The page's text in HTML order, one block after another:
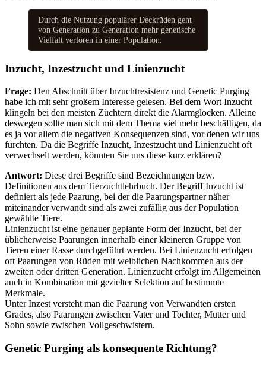
Durch die Nutzung populärer Deckrüden geht
von Generation zu Generation mehr genetische
Vielfalt verloren in einer Population.
Inzucht, Inzestzucht und Linienzucht
Frage: Den Abschnitt über Inzuchtresistenz und Genetic Purging
habe ich mit sehr großem Interesse gelesen. Bei dem Wort Inzucht
klingeln bei den meisten Züchtern direkt die Alarmglocken. Alleine
deswegen sollte man sich mit dem Thema viel mehr beschäftigen, da
es ja vor allem die negativen Konsequenzen sind, vor denen wir uns
fürchten. Da die Begriffe Inzucht, Inzestzucht und Linienzucht oft
verwechselt werden, könnten Sie uns diese kurz erklären?
Antwort: Diese drei Begriffe sind Bezeichnungen bzw.
Definitionen aus dem Tierzuchtlehrbuch. Der Begriff Inzucht ist
definiert als jede Paarung, bei der die Paarungspartner näher
miteinander verwandt sind als zwei zufällig aus der Population
gewählte Tiere.
Linienzucht ist eine genauer geplante Form der Inzucht, bei der
üblicherweise Paarungen innerhalb einer kleineren Gruppe von
Tieren einer Rasse durchgeführt werden. Bei Linienzucht erfolgen
oft Paarungen von Rüden mit weiblichen Nachkommen aus der
zweiten oder dritten Generation. Linienzucht erfolgt im Allgemeinen
auch in Kombination mit gezielter Selektion auf bestimmte
Merkmale.
Unter Inzest versteht man die Paarung von Verwandten ersten
Grades, also Paarungen zwischen Vater und Tochter, Mutter und
Sohn sowie zwischen Vollgeschwistern.
Genetic Purging als konsequente Richtung?